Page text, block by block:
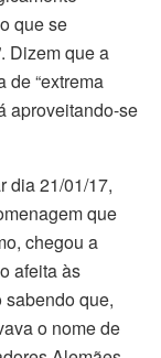
que se
Dizem que a
de “extrema
aproveitando-se
dia 21/01/17,
que
chegou a
afeita às
que,
o nome de